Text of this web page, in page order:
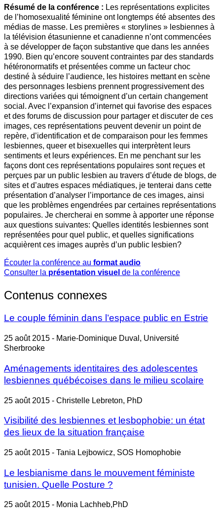
Résumé de la conférence : Les représentations explicites
de l’homosexualité féminine ont longtemps été absentes des
médias de masse. Les premières « storylines » lesbiennes à
la télévision étasunienne et canadienne n’ont commencées
à se développer de façon substantive que dans les années
1990. Bien qu’encore souvent contraintes par des standards
hétéronormatifs et présentées comme un facteur choc
destiné à séduire l’audience, les histoires mettant en scène
des personnages lesbiens prennent progressivement des
directions variées qui témoignent d’un certain changement
social. Avec l’expansion d’internet qui favorise des espaces
et des forums de discussion pour partager et discuter de ces
images, ces représentations peuvent devenir un point de
repère, d’identification et de comparaison pour les femmes
lesbiennes, queer et bisexuelles qui interprètent leurs
sentiments et leurs expériences. En me penchant sur les
façons dont ces représentations populaires sont reçues et
perçues par un public lesbien au travers d’étude de blogs, de
sites et d’autres espaces médiatiques, je tenterai dans cette
présentation d’analyser l’importance de ces images, ainsi
que les problèmes engendrées par certaines représentations
populaires. Je chercherai en somme à apporter une réponse
aux questions suivantes: Quelles identités lesbiennes sont
représentées pour quel public, et quelles significations
acquièrent ces images auprès d’un public lesbien?
Écouter la conférence au format audio
Consulter la présentation visuel de la conférence
Contenus connexes
Le couple féminin dans l’espace public en Estrie
25 août 2015 - Marie-Dominique Duval, Université
Sherbrooke
Aménagements identitaires des adolescentes
lesbiennes québécoises dans le milieu scolaire
25 août 2015 - Christelle Lebreton, PhD
Visibilité des lesbiennes et lesbophobie: un état
des lieux de la situation française
25 août 2015 - Tania Lejbowicz, SOS Homophobie
Le lesbianisme dans le mouvement féministe
tunisien. Quelle Posture ?
25 août 2015 - Monia Lachheb,PhD